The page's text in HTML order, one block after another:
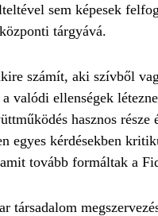
sem képesek
tárgyává.
számít, aki szívből
ellenségek
hasznos
egyes kérdésekben
tovább formáltak a